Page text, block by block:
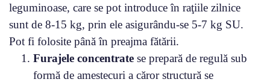
leguminoase, care se pot introduce în raţiile zilnice
sunt de 8-15 kg, prin ele asigurându-se 5-7 kg SU.
Pot fi folosite până în preajma fătării.
Furajele concentrate se prepară de regulă sub
formă de amestecuri a căror structură se